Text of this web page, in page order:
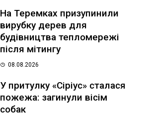
На Теремках призупинили
вирубку дерев для
будівництва тепломережі
після мітингу
08.08.2026
У притулку «Сіріус» сталася
пожежа: загинули вісім
собак